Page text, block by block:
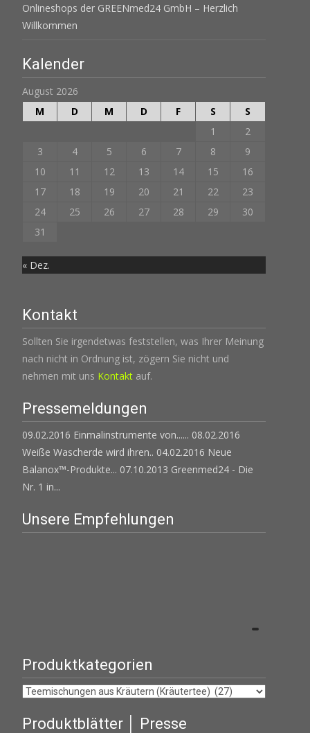
Onlineshops der GREENmed24 GmbH – Herzlich
Willkommen
Kalender
August 2026
M
D M D F S
S
1
2
3
4 5 6 7 8
9
10
11 12 13 14 15
16
17
18 19 20 21 22
23
24
25 26 27 28 29
30
31
« Dez.
Kontakt
Sollten Sie irgendetwas feststellen, was Ihrer Meinung
nach nicht in Ordnung ist, zögern Sie nicht und
nehmen mit uns Kontakt auf.
Pressemeldungen
09.02.2016 Einmalinstrumente von...... 08.02.2016
Weiße Wascherde wird ihren.. 04.02.2016 Neue
Balanox™-Produkte... 07.10.2013 Greenmed24 - Die
Nr. 1 in...
Unsere Empfehlungen
Produktkategorien
Produktblätter │ Presse